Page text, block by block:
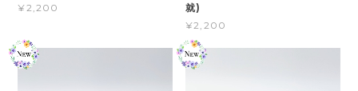
¥2,200
就)
¥2,200